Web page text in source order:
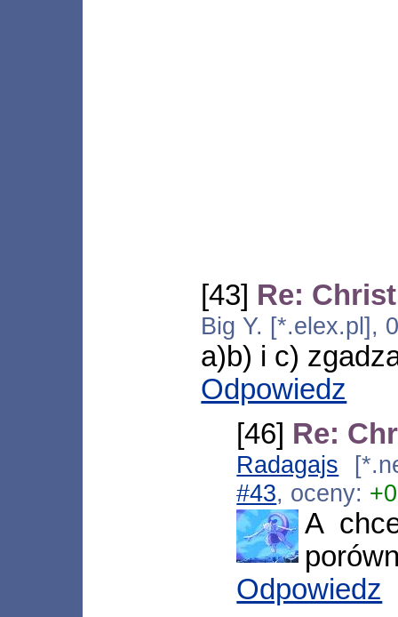
[43] Re:
Big Y. [*.elex.pl],
a)b) i c)
Odpowiedz
[46] Re:
Radagajs
#43, oceny: +0
A
Odpowiedz